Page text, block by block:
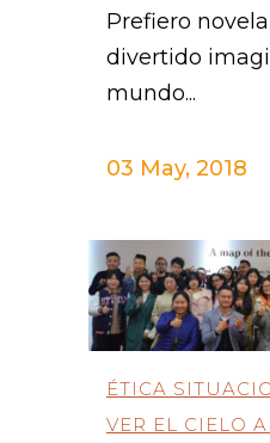
Prefiero
divertido
mundo...
03 May, 2018
ÉTICA
VER EL CIELO